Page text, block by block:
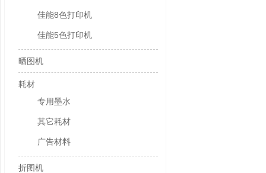
佳能8色打印机
佳能5色打印机
晒图机
耗材
专用墨水
其它耗材
广告材料
折图机